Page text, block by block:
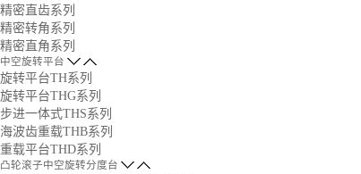
精密直齿系列
精密转角系列
精密直角系列
中空旋转平台
旋转平台TH系列
旋转平台THG系列
步进一体式THS系列
海波齿重载THB系列
重载平台THD系列
凸轮滚子中空旋转分度台